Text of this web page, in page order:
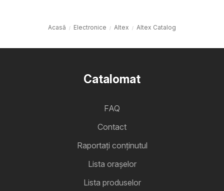
Acasă Electronice Altex Altex Catalog
Catalomat
FAQ
Contact
Raportați conținutul
Lista oraşelor
Lista produselor